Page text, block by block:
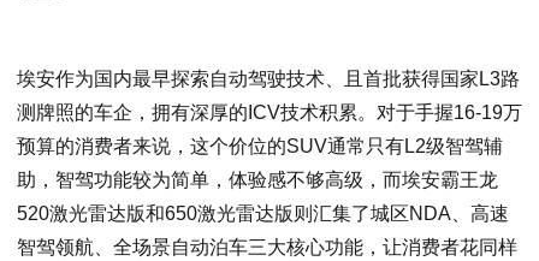
埃安作为国内最早探索自动驾驶技术、且首批获得国家L3路
测牌照的车企，拥有深厚的ICV技术积累。对于手握16-19万
预算的消费者来说，这个价位的SUV通常只有L2级智驾辅
助，智驾功能较为简单，体验感不够高级，而埃安霸王龙
520激光雷达版和650激光雷达版则汇集了城区NDA、高速
智驾领航、全场景自动泊车三大核心功能，让消费者花同样